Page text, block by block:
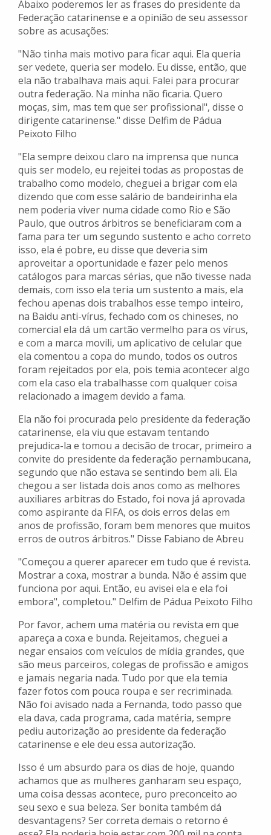
Abaixo poderemos ler as frases do presidente da
Federação catarinense e a opinião de seu assessor
sobre as acusações:
"Não tinha mais motivo para ficar aqui. Ela queria
ser vedete, queria ser modelo. Eu disse, então, que
ela não trabalhava mais aqui. Falei para procurar
outra federação. Na minha não ficaria. Quero
moças, sim, mas tem que ser profissional", disse o
dirigente catarinense." disse Delfim de Pádua
Peixoto Filho
"Ela sempre deixou claro na imprensa que nunca
quis ser modelo, eu rejeitei todas as propostas de
trabalho como modelo, cheguei a brigar com ela
dizendo que com esse salário de bandeirinha ela
nem poderia viver numa cidade como Rio e São
Paulo, que outros árbitros se beneficiaram com a
fama para ter um segundo sustento e acho correto
isso, ela é pobre, eu disse que deveria sim
aproveitar a oportunidade e fazer pelo menos
catálogos para marcas sérias, que não tivesse nada
demais, com isso ela teria um sustento a mais, ela
fechou apenas dois trabalhos esse tempo inteiro,
na Baidu anti-vírus, fechado com os chineses, no
comercial ela dá um cartão vermelho para os vírus,
e com a marca movili, um aplicativo de celular que
ela comentou a copa do mundo, todos os outros
foram rejeitados por ela, pois temia acontecer algo
com ela caso ela trabalhasse com qualquer coisa
relacionado a imagem devido a fama.
Ela não foi procurada pelo presidente da federação
catarinense, ela viu que estavam tentando
prejudica-la e tomou a decisão de trocar, primeiro a
convite do presidente da federação pernambucana,
segundo que não estava se sentindo bem ali. Ela
chegou a ser listada dois anos como as melhores
auxiliares arbitras do Estado, foi nova já aprovada
como aspirante da FIFA, os dois erros delas em
anos de profissão, foram bem menores que muitos
erros de outros árbitros." Disse Fabiano de Abreu
"Começou a querer aparecer em tudo que é revista.
Mostrar a coxa, mostrar a bunda. Não é assim que
funciona por aqui. Então, eu avisei ela e ela foi
embora", completou." Delfim de Pádua Peixoto Filho
Por favor, achem uma matéria ou revista em que
apareça a coxa e bunda. Rejeitamos, cheguei a
negar ensaios com veículos de mídia grandes, que
são meus parceiros, colegas de profissão e amigos
e jamais negaria nada. Tudo por que ela temia
fazer fotos com pouca roupa e ser recriminada.
Não foi avisado nada a Fernanda, todo passo que
ela dava, cada programa, cada matéria, sempre
pediu autorização ao presidente da federação
catarinense e ele deu essa autorização.
Isso é um absurdo para os dias de hoje, quando
achamos que as mulheres ganharam seu espaço,
uma coisa dessas acontece, puro preconceito ao
seu sexo e sua beleza. Ser bonita também dá
desvantagens? Ser correta demais o retorno é